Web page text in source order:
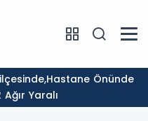
Ağır Yaralı